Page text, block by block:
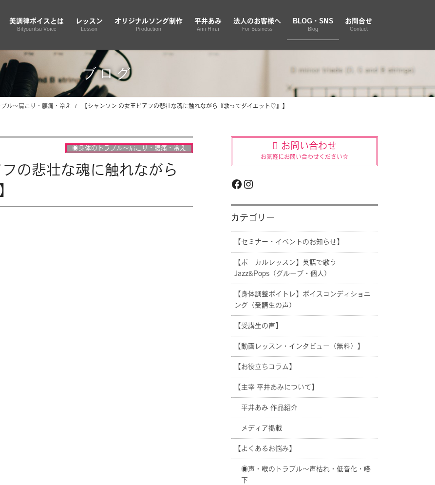
美調律ボイスとは
Bityouritsu Voice
レッスン
Lesson
オリジナルソング制作
Production
平井あみ
Ami Hirai
法人のお客様へ
For Business
BLOG・SNS
Blog
お問合せ
Contact
ブログ
ル〜肩こり・腰痛・冷え 【シャンソン の女王ピアフの悲壮な魂に触れながら『歌ってダイエット♡』】
◉身体のトラブル〜肩こり・腰痛・冷え
の悲壮な魂に触れながら
お問い合わせ
お気軽にお問い合わせください☆
Facebook
Instagram
カテゴリー
【セミナー・イベントのお知らせ】
【ボーカルレッスン】英語で歌う
Jazz&Pops（グループ・個人）
【身体調整ボイトレ】ボイスコンディショニ
ング（受講生の声）
【受講生の声】
【動画レッスン・インタビュー（無料）】
【お役立ちコラム】
【主宰 平井あみについて】
平井あみ 作品紹介
メディア掲載
【よくあるお悩み】
◉声・喉のトラブル〜声枯れ・低音化・嚥
下